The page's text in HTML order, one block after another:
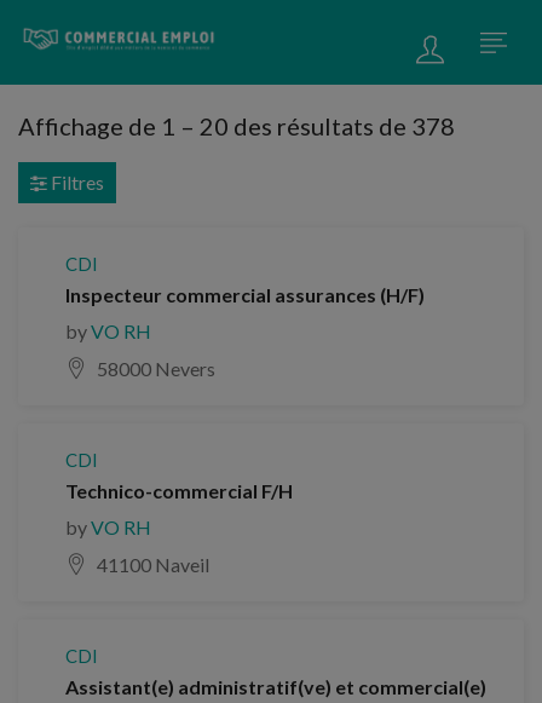
Affichage de 1 – 20 des résultats de 378
Filtres
CDI
Inspecteur commercial assurances (H/F)
byVO RH
58000 Nevers
CDI
Technico-commercial F/H
byVO RH
41100 Naveil
CDI
Assistant(e) administratif(ve) et commercial(e)